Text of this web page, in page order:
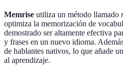
Memrise utiliza un método llamado
optimiza la memorización de
demostrado ser altamente efectiva
y frases en un nuevo idioma.
de hablantes nativos, lo que añade
al aprendizaje.